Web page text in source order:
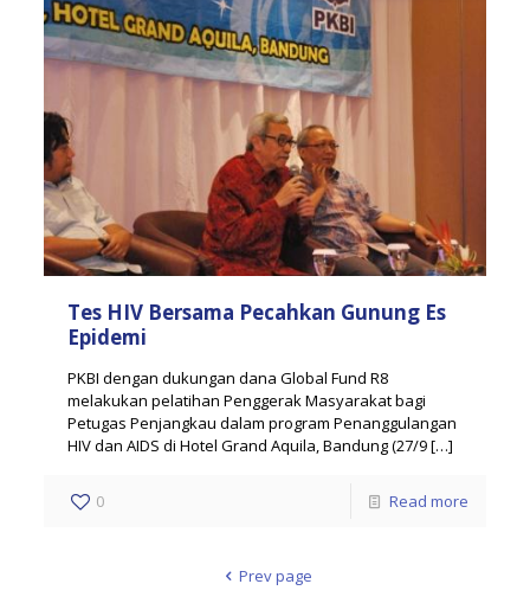
Tes HIV Bersama Pecahkan Gunung Es
Epidemi
PKBI dengan dukungan dana Global Fund R8
melakukan pelatihan Penggerak Masyarakat bagi
Petugas Penjangkau dalam program Penanggulangan
HIV dan AIDS di Hotel Grand Aquila, Bandung (27/9[…]
0 Read more
Prev page